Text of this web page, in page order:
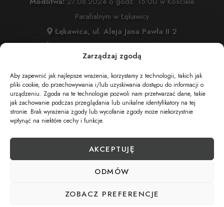
Zarządzaj zgodą
Aby zapewnić jak najlepsze wrażenia, korzystamy z technologii, takich jak
pliki cookie, do przechowywania i/lub uzyskiwania dostępu do informacji o
urządzeniu. Zgoda na te technologie pozwoli nam przetwarzać dane, takie
jak zachowanie podczas przeglądania lub unikalne identyfikatory na tej
stronie. Brak wyrażenia zgody lub wycofanie zgody może niekorzystnie
wpłynąć na niektóre cechy i funkcje.
AKCEPTUJĘ
ODMÓW
ZOBACZ PREFERENCJE
Parafialnym w Łękawicy
Łękawica, ul. Aleja Jana Pawła II 2
Msza Święta:27.08.2024 o godz. 15:30 w Kościele
Parafialnym w Łękawicy
Łękawica, ul. Aleja Jana Pawła II 2
Wyprowadzenie do grobu o godz.16:30
Cmentarz:Parafialny w Łękawicy
Łękawica, ul. Jana Pawła II 2
UDOSTĘPNIJ NEKROLOG
POBIERZ POWIADOMIENIE SMS